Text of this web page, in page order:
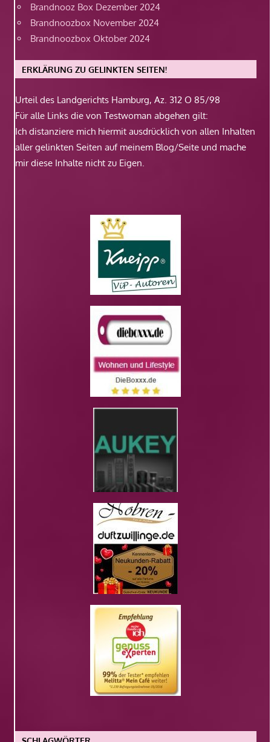
Brandnooz Box Dezember 2024
Brandnoozbox November 2024
Brandnoozbox Oktober 2024
ERKLÄRUNG ZU GELINKTEN SEITEN!
Urteil des Landgerichts Hamburg, Az. 312 O 85/98
Für alle Links die von Testwoman abgehen gilt:
Ich distanziere mich hiermit ausdrücklich von allen Inhalten
aller gelinkten Seiten auf meinem Blog/Seite und mache
mir diese Inhalte nicht zu Eigen.